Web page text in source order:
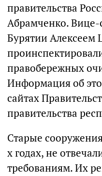
правительства
Абрамченко. Вице-
Бурятии
правобережных
Информация об
сайтах
правительства
Старые
х годах, не
требованиям. Их